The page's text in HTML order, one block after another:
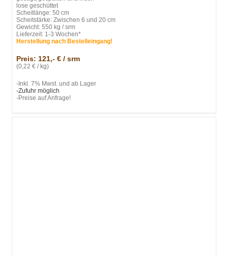
lose geschüttet
Scheitlänge: 50 cm
Scheitstärke: Zwischen 6 und 20 cm
Gewicht: 550 kg / srm
Lieferzeit: 1-3 Wochen*
Herstellung nach Bestelleingang!
Preis: 121,- € / srm
(0,22 € / kg)
-Inkl. 7% Mwst. und ab Lager
-Zufuhr möglich
-Preise auf Anfrage!